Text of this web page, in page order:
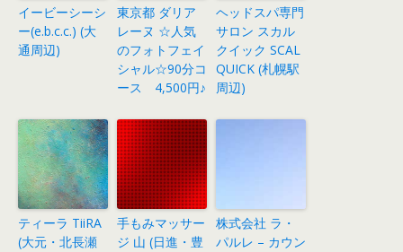
イービーシーシ
ー(e.b.c.c.) (大
通周辺)
東京都 ダリア
レーヌ ☆人気
のフォトフェイ
シャル☆90分コ
ース 4,500円♪
ヘッドスパ専門
サロン スカル
クイック SCAL
QUICK (札幌駅
周辺)
ティーラ TiiRA
(大元・北長瀬
手もみマッサー
ジ 山 (日進・豊
株式会社 ラ・
パルレ – カウン